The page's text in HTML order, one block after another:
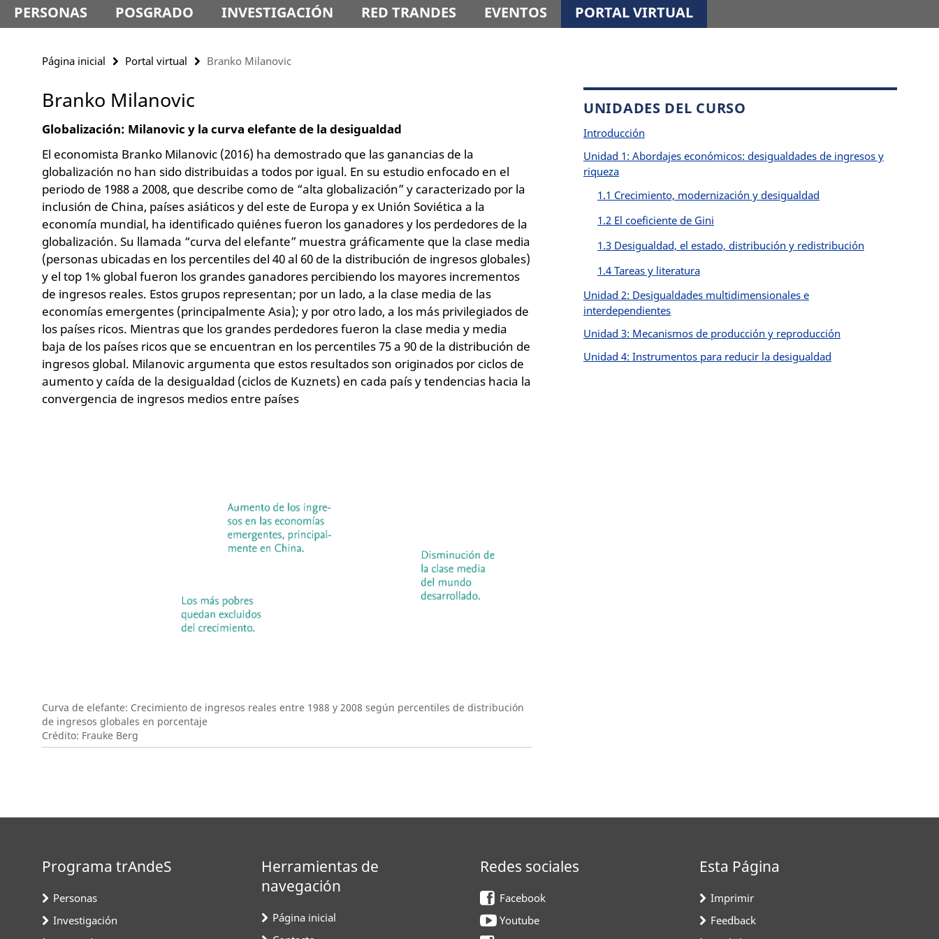
PERSONAS POSGRADO INVESTIGACIÓN RED TRANDES EVENTOS PORTAL VIRTUAL
Página inicial Portal virtual Branko Milanovic
Branko Milanovic
Globalización: Milanovic y la curva elefante de la desigualdad
El economista Branko Milanovic (2016) ha demostrado que las ganancias de la
globalización no han sido distribuidas a todos por igual. En su estudio enfocado en el
periodo de 1988 a 2008, que describe como de “alta globalización” y caracterizado por la
inclusión de China, países asiáticos y del este de Europa y ex Unión Soviética a la
economía mundial, ha identificado quiénes fueron los ganadores y los perdedores de la
globalización. Su llamada “curva del elefante” muestra gráficamente que la clase media
(personas ubicadas en los percentiles del 40 al 60 de la distribución de ingresos globales)
y el top 1% global fueron los grandes ganadores percibiendo los mayores incrementos
de ingresos reales. Estos grupos representan; por un lado, a la clase media de las
economías emergentes (principalmente Asia); y por otro lado, a los más privilegiados de
los países ricos. Mientras que los grandes perdedores fueron la clase media y media
baja de los países ricos que se encuentran en los percentiles 75 a 90 de la distribución de
ingresos global. Milanovic argumenta que estos resultados son originados por ciclos de
aumento y caída de la desigualdad (ciclos de Kuznets) en cada país y tendencias hacia la
convergencia de ingresos medios entre países
Curva de elefante: Crecimiento de ingresos reales entre 1988 y 2008 según percentiles de distribución
de ingresos globales en porcentaje
Crédito: Frauke Berg
UNIDADES DEL CURSO
Introducción
Unidad 1: Abordajes económicos: desigualdades de ingresos y
riqueza
1.1 Crecimiento, modernización y desigualdad
1.2 El coeficiente de Gini
1.3 Desigualdad, el estado, distribución y redistribución
1.4 Tareas y literatura
Unidad 2: Desigualdades multidimensionales e
interdependientes
Unidad 3: Mecanismos de producción y reproducción
Unidad 4: Instrumentos para reducir la desigualdad
Programa trAndeS
Personas
Investigación
Herramientas de
navegación
Página inicial
Redes sociales
Facebook
Youtube
Esta Página
Imprimir
Feedback